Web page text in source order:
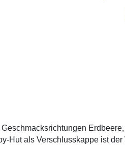
Hut als Verschlusskappe ist